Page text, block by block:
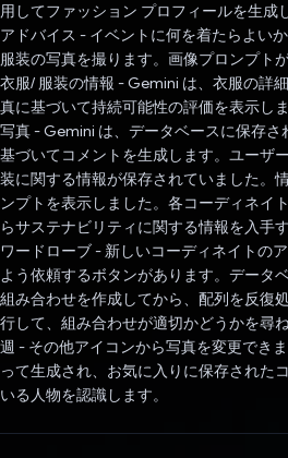
用してファッション プロフィールを生成
アドバイス - イベントに何を着たらよい
服装の写真を撮ります。画像プロンプト
衣服/ 服装の情報 - Gemini は、衣服の詳
真に基づいて持続可能性の評価を表示しま
写真 - Gemini は、データベースに保存
基づいてコメントを生成します。ユーザ
装に関する情報が保存されていました。
ンプトを表示しました。各コーディネイ
らサステナビリティに関する情報を入手
ワードローブ - 新しいコーディネイトの
よう依頼するボタンがあります。データ
組み合わせを作成してから、配列を反復
行して、組み合わせが適切かどうかを尋ね
週 - その他アイコンから写真を変更でき
って生成され、お気に入りに保存された
いる人物を認識します。